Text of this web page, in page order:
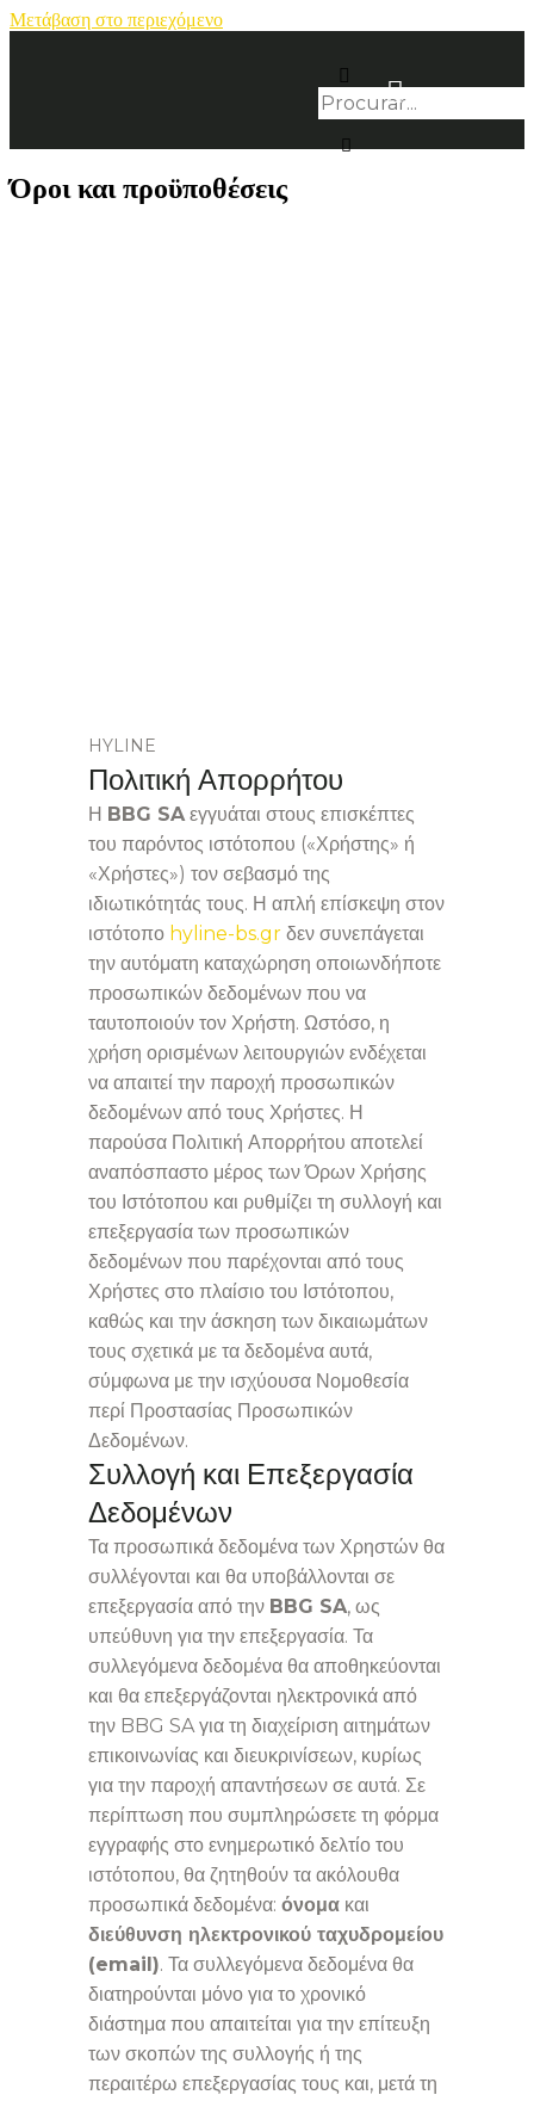
Μετάβαση στο περιεχόμενο
Όροι και προϋποθέσεις
HYLINE
Πολιτική Απορρήτου
Η BBG SAεγγυάται στους επισκέπτες
του παρόντος ιστότοπου («Χρήστης» ή
«Χρήστες») τον σεβασμό της
ιδιωτικότητάς τους. Η απλή επίσκεψη στον
ιστότοπο hyline-bs.gr δεν συνεπάγεται
την αυτόματη καταχώρηση οποιωνδήποτε
προσωπικών δεδομένων που να
ταυτοποιούν τον Χρήστη. Ωστόσο, η
χρήση ορισμένων λειτουργιών ενδέχεται
να απαιτεί την παροχή προσωπικών
δεδομένων από τους Χρήστες. Η
παρούσα Πολιτική Απορρήτου αποτελεί
αναπόσπαστο μέρος των Όρων Χρήσης
του Ιστότοπου και ρυθμίζει τη συλλογή και
επεξεργασία των προσωπικών
δεδομένων που παρέχονται από τους
Χρήστες στο πλαίσιο του Ιστότοπου,
καθώς και την άσκηση των δικαιωμάτων
τους σχετικά με τα δεδομένα αυτά,
σύμφωνα με την ισχύουσα Νομοθεσία
περί Προστασίας Προσωπικών
Δεδομένων.
Συλλογή και Επεξεργασία
Δεδομένων
Τα προσωπικά δεδομένα των Χρηστών θα
συλλέγονται και θα υποβάλλονται σε
επεξεργασία από την BBG SA, ως
υπεύθυνη για την επεξεργασία. Τα
συλλεγόμενα δεδομένα θα αποθηκεύονται
και θα επεξεργάζονται ηλεκτρονικά από
την BBG SA για τη διαχείριση αιτημάτων
επικοινωνίας και διευκρινίσεων, κυρίως
για την παροχή απαντήσεων σε αυτά. Σε
περίπτωση που συμπληρώσετε τη φόρμα
εγγραφής στο ενημερωτικό δελτίο του
ιστότοπου, θα ζητηθούν τα ακόλουθα
προσωπικά δεδομένα: όνομα και
διεύθυνση ηλεκτρονικού ταχυδρομείου
(email). Τα συλλεγόμενα δεδομένα θα
διατηρούνται μόνο για το χρονικό
διάστημα που απαιτείται για την επίτευξη
των σκοπών της συλλογής ή της
περαιτέρω επεξεργασίας τους και, μετά τη